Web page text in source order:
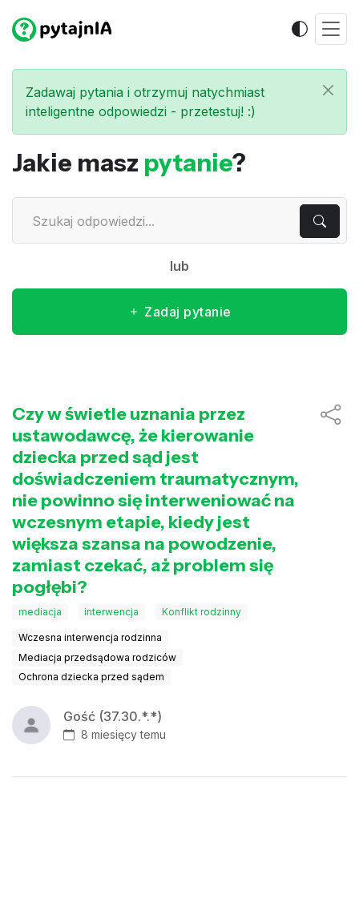
Zadawaj pytania i otrzymuj natychmiast
inteligentne odpowiedzi - przetestuj! :)
Jakie masz pytanie?
lub
Zadaj pytanie
Czy w świetle uznania przez
ustawodawcę, że kierowanie
dziecka przed sąd jest
doświadczeniem traumatycznym,
nie powinno się interweniować na
wczesnym etapie, kiedy jest
większa szansa na powodzenie,
zamiast czekać, aż problem się
pogłębi?
mediacja interwencja Konflikt rodzinny
Wczesna interwencja rodzinna
Mediacja przedsądowa rodziców
Ochrona dziecka przed sądem
Gość (37.30.*.*)
8 miesięcy temu